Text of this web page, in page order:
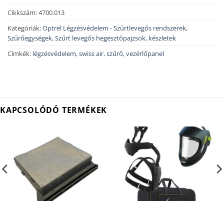
Cikkszám:4700.013
Kategóriák:Optrel Légzésvédelem - Szűrtlevegős rendszerek,
Szűrőegységek,Szűrt levegős hegesztőpajzsok, készletek
Címkék: légzésvédelem,swiss air,szűrő,vezérlőpanel
KAPCSOLÓDÓ TERMÉKEK